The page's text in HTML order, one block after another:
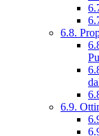
6.8.
6.9.